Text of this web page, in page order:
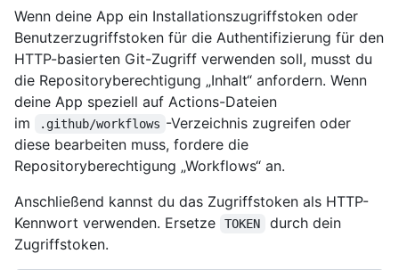
Wenn deine App ein Installationszugriffstoken oder
Benutzerzugriffstoken für die Authentifizierung für den
HTTP-basierten Git-Zugriff verwenden soll, musst du
die Repositoryberechtigung „Inhalt“ anfordern. Wenn
deine App speziell auf Actions-Dateien
im
.github/workflows -Verzeichnis zugreifen oder
diese bearbeiten muss, fordere die
Repositoryberechtigung „Workflows“ an.
Anschließend kannst du das Zugriffstoken als HTTP-
Kennwort verwenden. Ersetze
TOKEN
durch dein
Zugriffstoken.